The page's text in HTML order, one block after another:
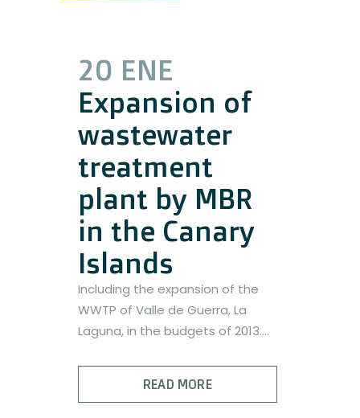
20 ENE
Expansion of
wastewater
treatment
plant by MBR
in the Canary
Islands
Including the expansion of the
WWTP of Valle de Guerra, La
Laguna, in the budgets of 2013....
READ MORE